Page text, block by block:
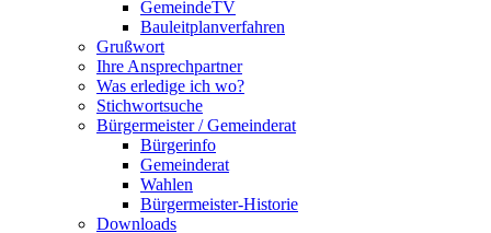
GemeindeTV
Bauleitplanverfahren
Grußwort
Ihre Ansprechpartner
Was erledige ich wo?
Stichwortsuche
Bürgermeister / Gemeinderat
Bürgerinfo
Gemeinderat
Wahlen
Bürgermeister-Historie
Downloads